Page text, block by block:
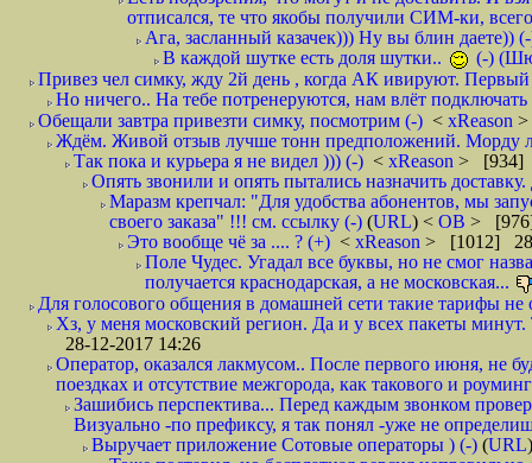
отписался, те что якобы получили СИМ-ки,
Ага, засланный казачек))) Ну вы блин даете))
В каждой шутке есть доля шутки..
(-)
Привез чел симку, жду 2й день , когда АК ивируют. Первый
Но ничего.. На тебе потренеруются, нам влёт подключать
Обещали завтра привезти симку, посмотрим (-) < xReason
Ждём. Живой отзыв лучше тонн предположений. Морду
Так пока и курьера я не видел ))) (-) < xReason > [934]
Опять звонили и опять пытались назначить
Маразм крепчал: "Для удобства абонентов, мы
своего заказа" !!! см. ссылку (-) (URL) < ОВ >
Это вообще чё за .... ? (+) < xReason > [1012]
Поле Чудес. Угадал все буквы, но не смог
получается краснодарская, а не московская...
Для голосового общения в домашней сети такие тарифы не
Хз, у меня московский регион. Да и у всех пакеты
28-12-2017 14:26
Оператор, оказался лакмусом.. После первого июня, не
поездках и отсутствие межгорода, как такового и
Зашибись перспектива... Перед каждым звонком
Визуально -по префиксу, я так понял -уже не
Выручает приложение Сотовые операторы ) (-) (URL